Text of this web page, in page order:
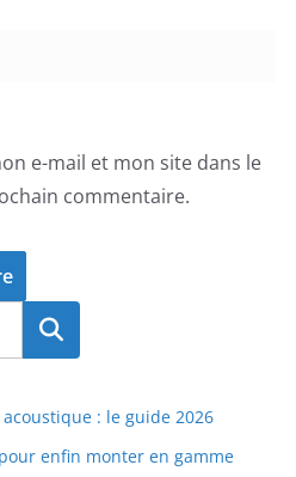
e-mail et mon site dans le
commentaire.
Rechercher
: le guide 2026
enfin monter en gamme